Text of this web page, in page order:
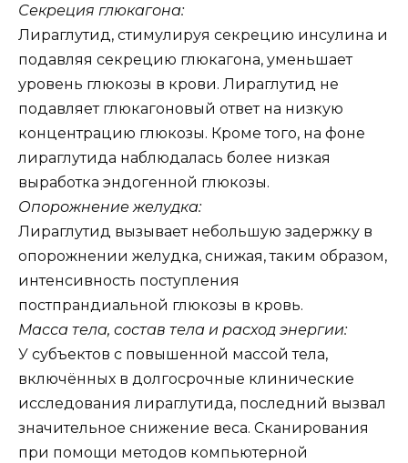
Секреция глюкагона:
Лираглутид, стимулируя секрецию инсулина и
подавляя секрецию глюкагона, уменьшает
уровень глюкозы в крови. Лираглутид не
подавляет глюкагоновый ответ на низкую
концентрацию глюкозы. Кроме того, на фоне
лираглутида наблюдалась более низкая
выработка эндогенной глюкозы.
Опорожнение желудка:
Лираглутид вызывает небольшую задержку в
опорожнении желудка, снижая, таким образом,
интенсивность поступления
постпрандиальной глюкозы в кровь.
Масса тела, состав тела и расход энергии:
У субъектов с повышенной массой тела,
включённых в долгосрочные клинические
исследования лираглутида, последний вызвал
значительное снижение веса. Сканирования
при помощи методов компьютерной